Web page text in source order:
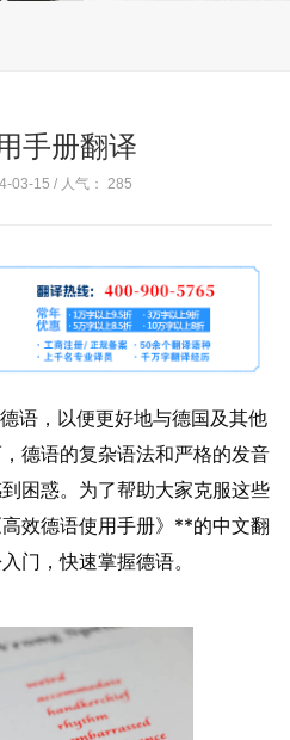
手册翻译
03-15 / 人气： 285
语，以便更好地与德国及其他
德语的复杂语法和严格的发音
困惑。为了帮助大家克服这些
效德语使用手册》**的中文翻
门，快速掌握德语。